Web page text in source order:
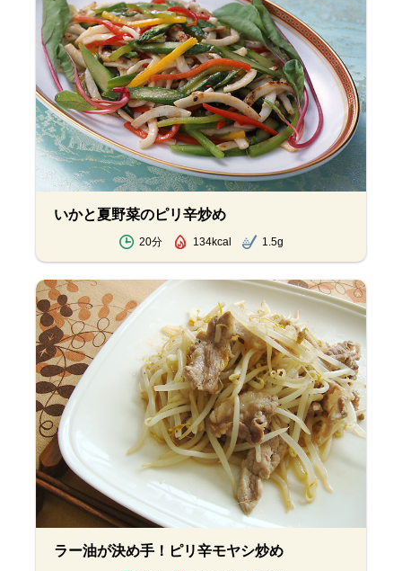
いかと夏野菜のピリ辛炒め
20分 134kcal 1.5g
ラー油が決め手！ピリ辛モヤシ炒め